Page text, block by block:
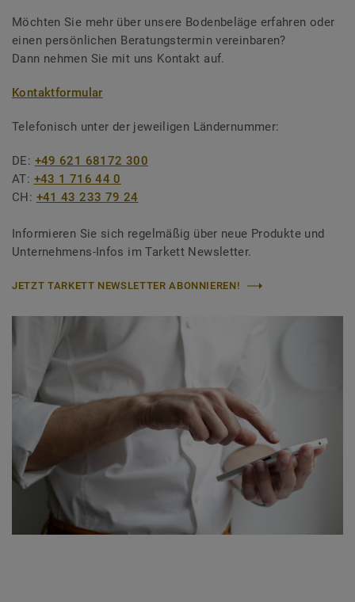
Möchten Sie mehr über unsere Bodenbeläge erfahren oder
einen persönlichen Beratungstermin vereinbaren?
Dann nehmen Sie mit uns Kontakt auf.
Kontaktformular
Telefonisch unter der jeweiligen Ländernummer:
DE: +49 621 68172 300
AT: +43 1 716 44 0
CH: +41 43 233 79 24
Informieren Sie sich regelmäßig über neue Produkte und
Unternehmens-Infos im Tarkett Newsletter.
JETZT TARKETT NEWSLETTER ABONNIEREN!